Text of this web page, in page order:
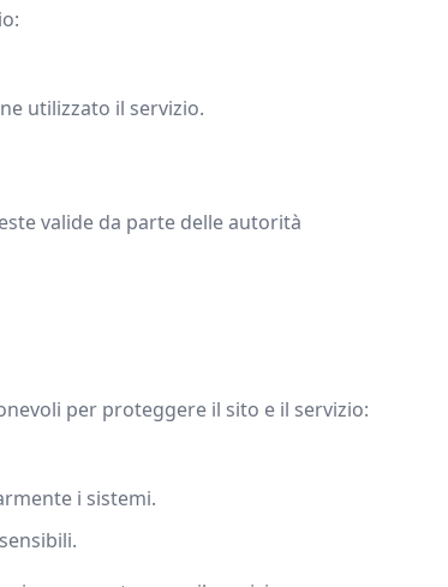
utilizzato il servizio.
valide da parte delle autorità
per proteggere il sito e il servizio:
i sistemi.